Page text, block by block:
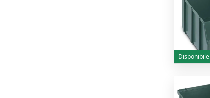
Disponibile